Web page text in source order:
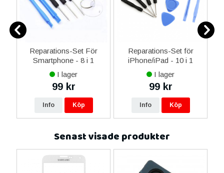
Reparations-Set För
Smartphone - 8 i 1
I lager
99 kr
Info Köp
Reparations-Set för
iPhone/iPad - 10 i 1
I lager
99 kr
Info Köp
Senast visade produkter